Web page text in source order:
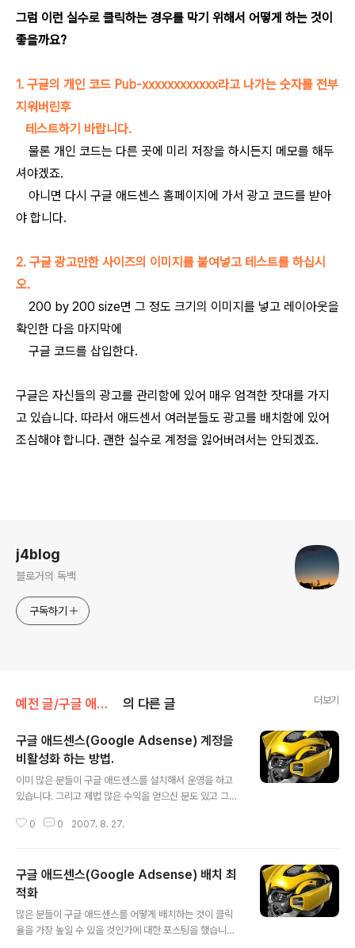
그럼 이런 실수로 클릭하는 경우를 막기 위해서 어떻게 하는 것이
좋을까요?
1. 구글의 개인 코드 Pub-xxxxxxxxxxxx라고 나가는 숫자를 전부
지워버린후
테스트하기 바랍니다.
물론 개인 코드는 다른 곳에 미리 저장을 하시든지 메모를 해두
셔야겠죠.
아니면 다시 구글 애드센스 홈페이지에 가서 광고 코드를 받아
야 합니다.
2. 구글 광고만한 사이즈의 이미지를 붙여넣고 테스트를 하십시
오.
200 by 200 size면 그 정도 크기의 이미지를 넣고 레이아웃을
확인한 다음 마지막에
구글 코드를 삽입한다.
구글은 자신들의 광고를 관리함에 있어 매우 엄격한 잣대를 가지
고 있습니다. 따라서 애드센서 여러분들도 광고를 배치함에 있어
조심해야 합니다. 괜한 실수로 계정을 잃어버려서는 안되겠죠.
j4blog
블로거의 독백
구독하기
예전 글/구글 애드센스 의 다른 글 더보기
구글 애드센스(Google Adsense) 계정을
비활성화 하는 방법.
이미 많은 분들이 구글 애드센스를 설치해서 운영을 하고
있습니다. 그리고 제법 많은 수익을 얻으신 분도 있고 그렇
이 고민하는 것은 바로 애드센스의 비활성화입니다. 구글
안드는 블로그에 가서 매일, 일정한 시간에 클릭을 하
면...?? 네..그 블로그의 애드센스는 비활성화되어 버립니
다. 또는 자신이 수익을 얻기 위해 은근슬쩍(모르겠지~ 이
런 심정으로) 클릭 하면?? 역시 비활성화 됩니다. 결국 우
0 0 2007. 8. 27.
구글 애드센스(Google Adsense) 배치 최
적화
많은 분들이 구글 애드센스를 어떻게 배치하는 것이 클릭
율을 가장 높일 수 있을 것인가에 대한 포스팅을 했습니다.